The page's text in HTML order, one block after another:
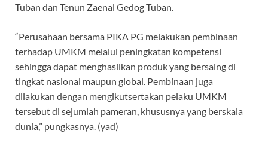
Tuban dan Tenun Zaenal Gedog Tuban.
“Perusahaan bersama PIKA PG melakukan pembinaan
terhadap UMKM melalui peningkatan kompetensi
sehingga dapat menghasilkan produk yang bersaing di
tingkat nasional maupun global. Pembinaan juga
dilakukan dengan mengikutsertakan pelaku UMKM
tersebut di sejumlah pameran, khususnya yang berskala
dunia,” pungkasnya. (yad)